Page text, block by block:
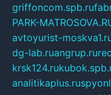
griffoncom.spb.ru
PARK-
avtoyurist-
dg-lab.ruangrup.ru
krsk124.ru
analitikaplus.ru